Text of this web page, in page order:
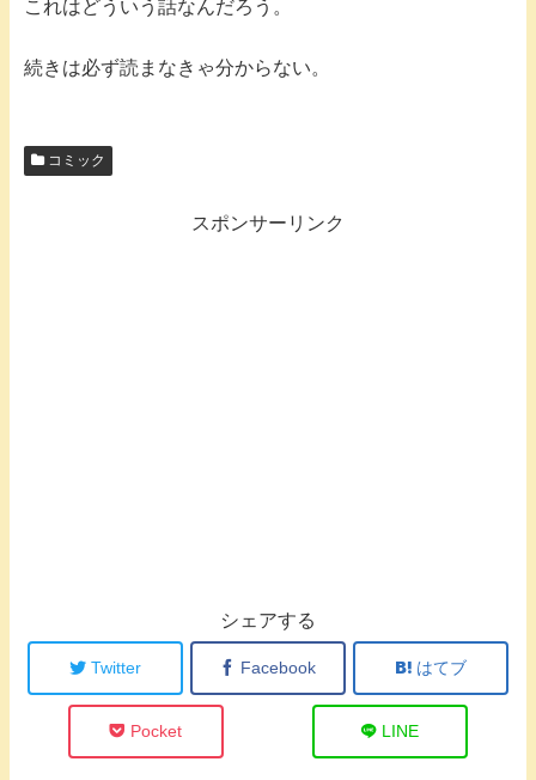
これはどういう話なんだろう。
続きは必ず読まなきゃ分からない。
コミック
スポンサーリンク
シェアする
Twitter Facebook はてブ
Pocket LINE